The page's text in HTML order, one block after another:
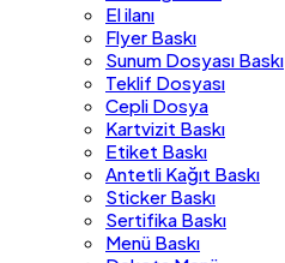
El ilanı
Flyer Baskı
Sunum Dosyası Baskı
Teklif Dosyası
Cepli Dosya
Kartvizit Baskı
Etiket Baskı
Antetli Kağıt Baskı
Sticker Baskı
Sertifika Baskı
Menü Baskı